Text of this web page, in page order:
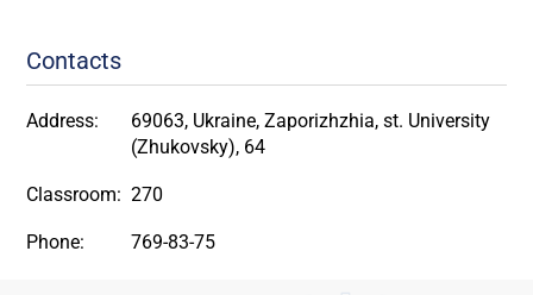
Contacts
Address:
69063, Ukraine, Zaporizhzhia, st. University
(Zhukovsky), 64
Classroom: 270
Phone: 769-83-75